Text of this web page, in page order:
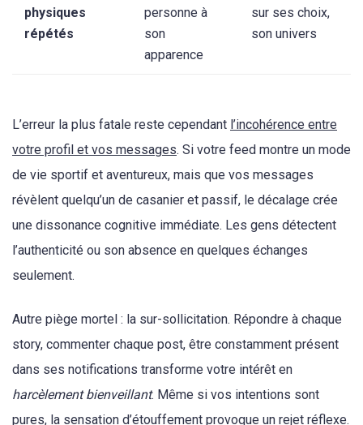
physiques
répétés
personne à
son
apparence
sur ses choix,
son univers
L’erreur la plus fatale reste cependant l’incohérence entre
votre profil et vos messages. Si votre feed montre un mode
de vie sportif et aventureux, mais que vos messages
révèlent quelqu’un de casanier et passif, le décalage crée
une dissonance cognitive immédiate. Les gens détectent
l’authenticité ou son absence en quelques échanges
seulement.
Autre piège mortel : la sur-sollicitation. Répondre à chaque
story, commenter chaque post, être constamment présent
dans ses notifications transforme votre intérêt en
harcèlement bienveillant. Même si vos intentions sont
pures, la sensation d’étouffement provoque un rejet réflexe.